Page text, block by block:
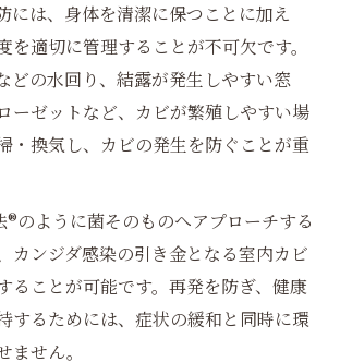
には、身体を清潔に保つことに加え
を適切に管理することが不可欠です。
どの水回り、結露が発生しやすい窓
ーゼットなど、カビが繁殖しやすい場
・換気し、カビの発生を防ぐことが重
のように菌そのものへアプローチする
カンジダ感染の引き金となる室内カビ
ることが可能です。再発を防ぎ、健康
するためには、症状の緩和と同時に環
ません。